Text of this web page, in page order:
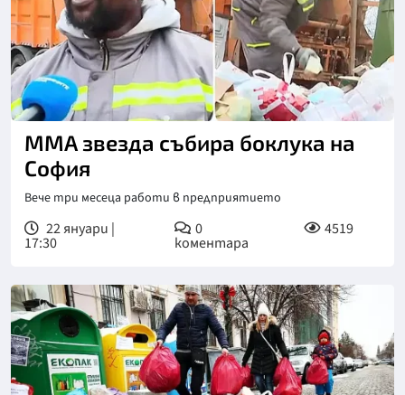
ММА звезда събира боклука на
София
Вече три месеца работи в предприятието
22 януари |
17:30
0
коментара
4519